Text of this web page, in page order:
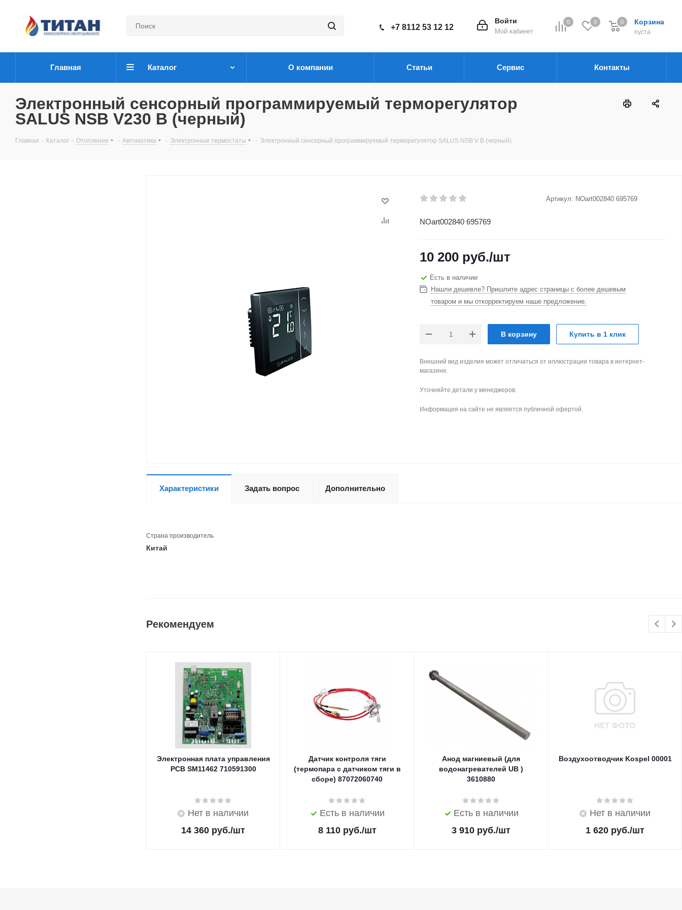
0 0 Корзина
пуста
0
Войти
Мой кабинет
+7 8112 53 12 12
Главная Каталог О компании Статьи Сервис Контакты
Электронный сенсорный программируемый терморегулятор
SALUS NSB V230 B (черный)
Главная - Каталог - Отопление - Автоматика - Электронные термостаты - Электронный сенсорный программируемый терморегулятор SALUS NSB V B (черный)
Артикул: NOart002840 695769
NOart002840 695769
10 200 руб./шт
Есть в наличии
Нашли дешевле? Пришлите адрес страницы с более дешевым
товаром и мы откорректируем наше предложение.
В корзину Купить в 1 клик
Внешний вид изделия может отличаться от иллюстрации товара в интернет-
магазине.
Уточняйте детали у менеджеров.
Информация на сайте не является публичной офертой.
Характеристики Задать вопрос Дополнительно
Страна производитель
Китай
Рекомендуем
Электронная плата управления
PCB SM11462 710591300
Нет в наличии
14 360 руб./шт
Датчик контроля тяги
(термопара с датчиком тяги в
сборе) 87072060740
Есть в наличии
8 110руб./шт
Анод магниевый (для
водонагревателей UB )
3610880
Есть в наличии
3 910 руб./шт
Воздухоотводчик Kospel 00001
Нет в наличии
1 620 руб./шт